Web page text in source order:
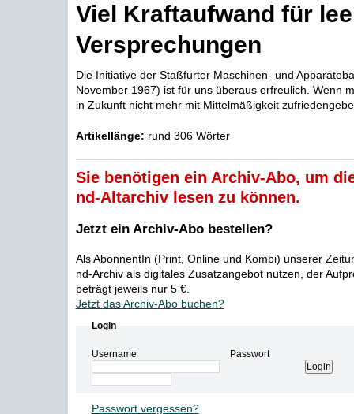
Viel Kraftaufwand für
Versprechungen
Die Initiative der Staßfurter Maschinen- und
November 1967) ist für uns überaus erfreulich. Wenn
in Zukunft nicht mehr mit Mittelmäßigkeit
Artikellänge: rund 306 Wörter
Sie benötigen ein Archiv-Abo, um
nd-Altarchiv lesen zu können.
Jetzt ein Archiv-Abo bestellen?
Als AbonnentIn (Print, Online und Kombi) unserer
nd-Archiv als digitales Zusatzangebot nutzen, der
beträgt jeweils nur 5 €.
Jetzt das Archiv-Abo buchen?
Login
Username Passwort
Passwort vergessen?